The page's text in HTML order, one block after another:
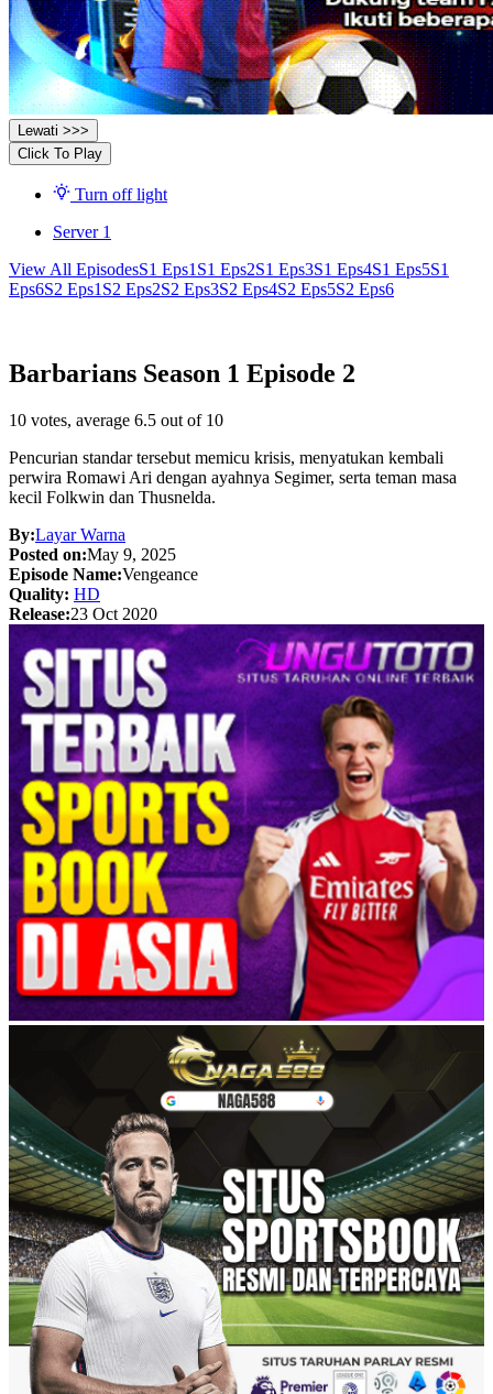
Lewati >>>
Click To Play
Turn off light
Server 1
View All EpisodesS1 Eps1 S1 Eps2S1 Eps3S1 Eps4S1 Eps5S1
Eps6S2 Eps1 S2 Eps2S2 Eps3S2 Eps4S2 Eps5S2 Eps6
Barbarians Season 1 Episode 2
10 votes, average 6.5 out of 10
Pencurian standar tersebut memicu krisis, menyatukan kembali
perwira Romawi Ari dengan ayahnya Segimer, serta teman masa
kecil Folkwin dan Thusnelda.
By:Layar Warna
Posted on:May 9, 2025
Episode Name:Vengeance
Quality: HD
Release:23 Oct 2020